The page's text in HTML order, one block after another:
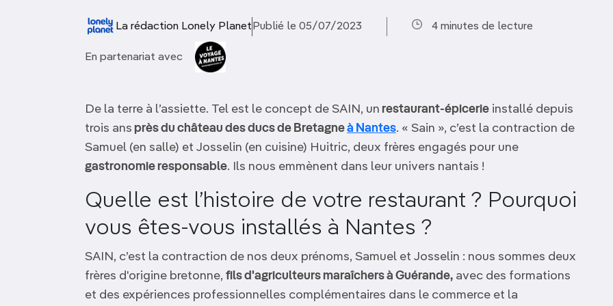
La rédaction Lonely Planet Publié le 05/07/2023 4 minutes de lecture
En partenariat avec
De la terre à l’assiette. Tel est le concept de SAIN, un restaurant-épicerie installé depuis
trois ans près du château des ducs de Bretagneà Nantes. « Sain », c’est la contraction de
Samuel (en salle) et Josselin (en cuisine) Huitric, deux frères engagés pour une
gastronomie responsable. Ils nous emmènent dans leur univers nantais !
Quelle est l’histoire de votre restaurant ? Pourquoi
vous êtes-vous installés à Nantes ?
SAIN, c’est la contraction de nos deux prénoms, Samuel et Josselin : nous sommes deux
frères d'origine bretonne, fils d'agriculteurs maraîchers à Guérande, avec des formations
et des expériences professionnelles complémentaires dans le commerce et la